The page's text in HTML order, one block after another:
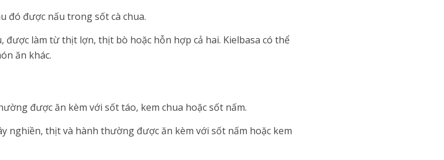
đó được nấu trong sốt cà chua.
được làm từ thịt lợn, thịt bò hoặc hỗn hợp cả hai. Kielbasa có thể
ăn khác.
được ăn kèm với sốt táo, kem chua hoặc sốt nấm.
nghiền, thịt và hành thường được ăn kèm với sốt nấm hoặc kem